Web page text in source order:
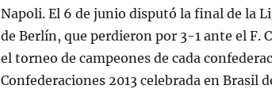
Napoli. El 6 de junio disputó la final de la
de Berlín, que perdieron por 3-1 ante el F.
el torneo de campeones de cada
Confederaciones 2013 celebrada en Brasil